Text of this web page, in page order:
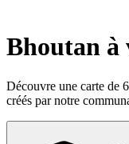
Bhoutan à
Découvre une carte de
créés par notre